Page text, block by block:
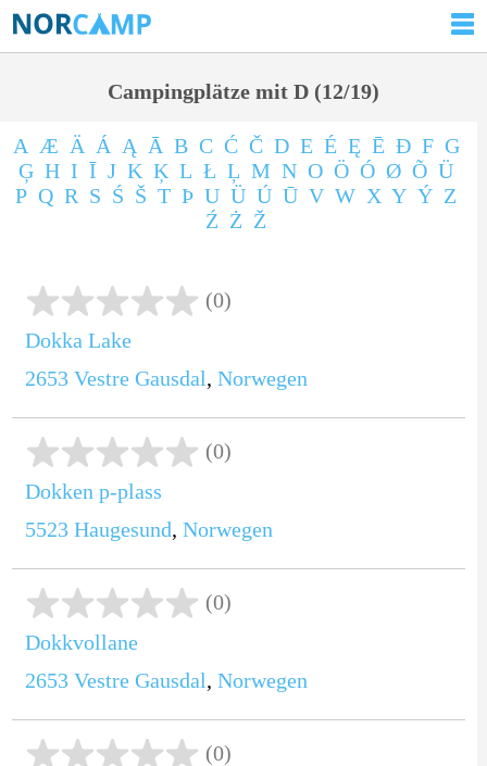
Campingplätze mit D (12/19)
A Æ Ä Á Ą Ā B C Ć Č D E É Ę Ē Ð F G
Ģ H I Ī J K Ķ L Ł Ļ M N O Ö Ó Ø Õ Ü
P Q R S Ś Š T Þ U Ü Ú Ū V W X Y Ý Z
Ź Ż Ž
(0)
Dokka Lake
2653 Vestre Gausdal, Norwegen
(0)
Dokken p-plass
5523 Haugesund, Norwegen
(0)
Dokkvollane
2653 Vestre Gausdal, Norwegen
(0)